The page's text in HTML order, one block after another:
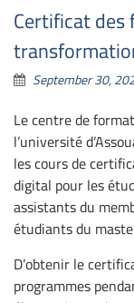
Certificat
September 30,
Le centre de
l’université
les cours de
digital pour les
assistants du
étudiants du
D’obtenir le
programmes